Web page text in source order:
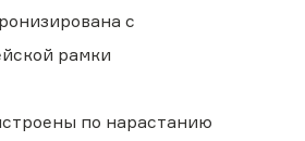
с
рамки
по нарастанию